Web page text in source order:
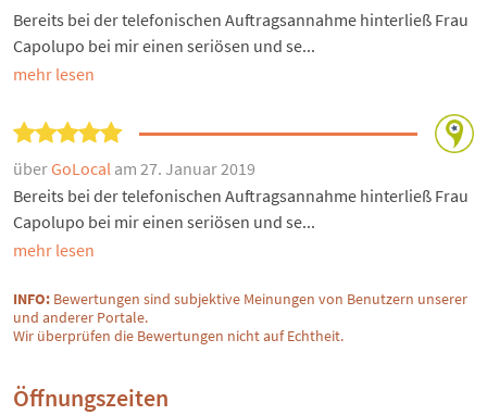
Bereits bei der telefonischen Auftragsannahme hinterließ Frau
Capolupo bei mir einen seriösen und se...
mehr lesen
überGoLocal am 27. Januar 2019
Bereits bei der telefonischen Auftragsannahme hinterließ Frau
Capolupo bei mir einen seriösen und se...
mehr lesen
INFO: Bewertungen sind subjektive Meinungen von Benutzern unserer
und anderer Portale.
Wir überprüfen die Bewertungen nicht auf Echtheit.
Öffnungszeiten